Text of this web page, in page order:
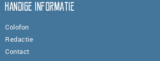
Handige informatie
Colofon
Redactie
Contact